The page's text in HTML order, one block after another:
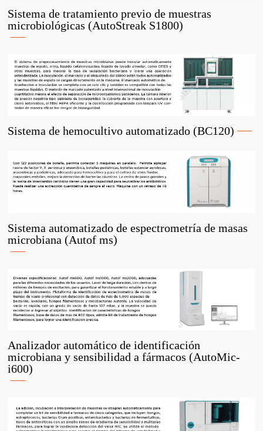
Sistema de tratamiento previo de muestras
microbiológicas (AutoStreak S1800)
Sistema de hemocultivo automatizado (BC120)
Sistema automatizado de espectrometría de masas
microbiana (Autof ms)
Analizador automático de identificación
microbiana y sensibilidad a fármacos (AutoMic-
i600)